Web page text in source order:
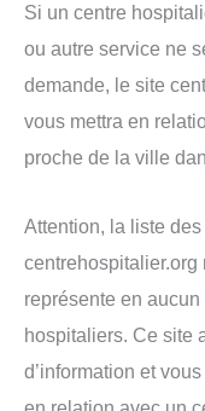
Si un centre
ou autre service ne
demande, le site
vous mettra en
proche de la ville
Attention, la liste
centrehospitalier.org
représente en
hospitaliers. Ce site
d’information et